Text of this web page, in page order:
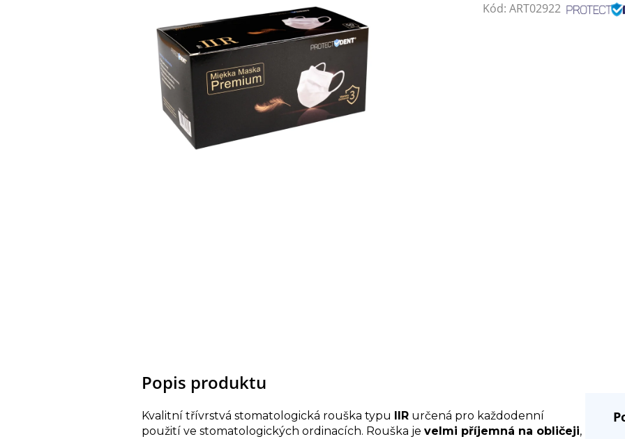
Kód: ART02922
Popis produktu
Kvalitní třívrstvá stomatologická rouška typu IIRurčená pro každodenní
použití ve stomatologických ordinacích. Rouška je velmi příjemná na obličeji,